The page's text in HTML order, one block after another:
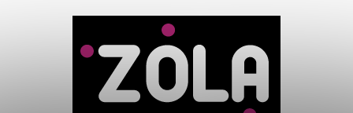
Vložením hodnocení souhlasíte sezásadami ochrany